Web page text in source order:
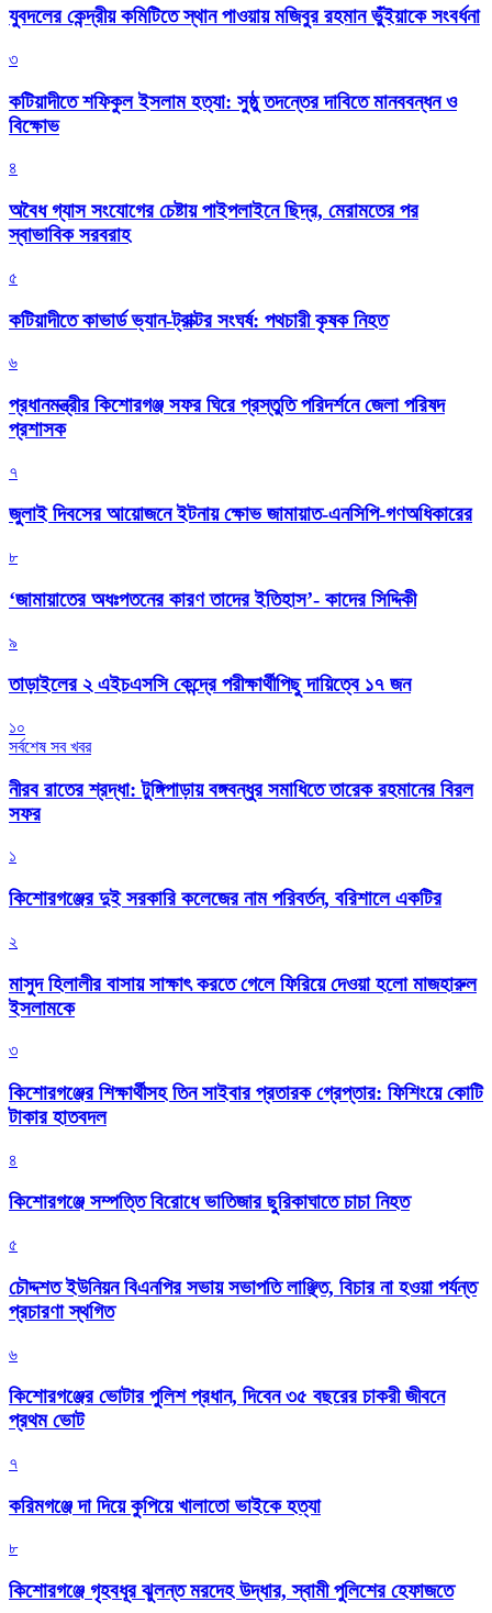
যুবদলের কেন্দ্রীয় কমিটিতে স্থান পাওয়ায় মজিবুর রহমান ভুঁইয়াকে সংবর্ধনা
৩
কটিয়াদীতে শফিকুল ইসলাম হত্যা: সুষ্ঠু তদন্তের দাবিতে মানববন্ধন ও
বিক্ষোভ
৪
অবৈধ গ্যাস সংযোগের চেষ্টায় পাইপলাইনে ছিদ্র, মেরামতের পর
স্বাভাবিক সরবরাহ
৫
কটিয়াদীতে কাভার্ড ভ্যান-ট্রাক্টর সংঘর্ষ: পথচারী কৃষক নিহত
৬
প্রধানমন্ত্রীর কিশোরগঞ্জ সফর ঘিরে প্রস্তুতি পরিদর্শনে জেলা পরিষদ
প্রশাসক
৭
জুলাই দিবসের আয়োজনে ইটনায় ক্ষোভ জামায়াত-এনসিপি-গণঅধিকারের
৮
‘জামায়াতের অধঃপতনের কারণ তাদের ইতিহাস’- কাদের সিদ্দিকী
৯
তাড়াইলের ২ এইচএসসি কেন্দ্রে পরীক্ষার্থীপিছু দায়িত্বে ১৭ জন
১০
সর্বশেষ সব খবর
নীরব রাতের শ্রদ্ধা: টুঙ্গিপাড়ায় বঙ্গবন্ধুর সমাধিতে তারেক রহমানের বিরল
সফর
১
কিশোরগঞ্জের দুই সরকারি কলেজের নাম পরিবর্তন, বরিশালে একটির
২
মাসুদ হিলালীর বাসায় সাক্ষাৎ করতে গেলে ফিরিয়ে দেওয়া হলো মাজহারুল
ইসলামকে
৩
কিশোরগঞ্জের শিক্ষার্থীসহ তিন সাইবার প্রতারক গ্রেপ্তার: ফিশিংয়ে কোটি
টাকার হাতবদল
৪
কিশোরগঞ্জে সম্পত্তি বিরোধে ভাতিজার ছুরিকাঘাতে চাচা নিহত
৫
চৌদ্দশত ইউনিয়ন বিএনপির সভায় সভাপতি লাঞ্ছিত, বিচার না হওয়া পর্যন্ত
প্রচারণা স্থগিত
৬
কিশোরগঞ্জের ভোটার পুলিশ প্রধান, দিবেন ৩৫ বছরের চাকরী জীবনে
প্রথম ভোট
৭
করিমগঞ্জে দা দিয়ে কুপিয়ে খালাতো ভাইকে হত্যা
৮
কিশোরগঞ্জে গৃহবধূর ঝুলন্ত মরদেহ উদ্ধার, স্বামী পুলিশের হেফাজতে